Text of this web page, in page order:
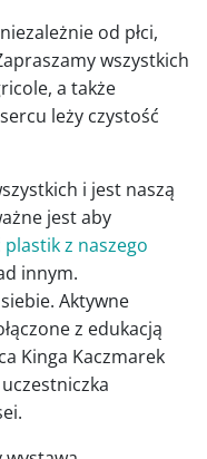
od płci,
wszystkich
a także
leży czystość
i jest naszą
jest aby
z naszego
innym.
Aktywne
z edukacją
Kinga Kaczmarek